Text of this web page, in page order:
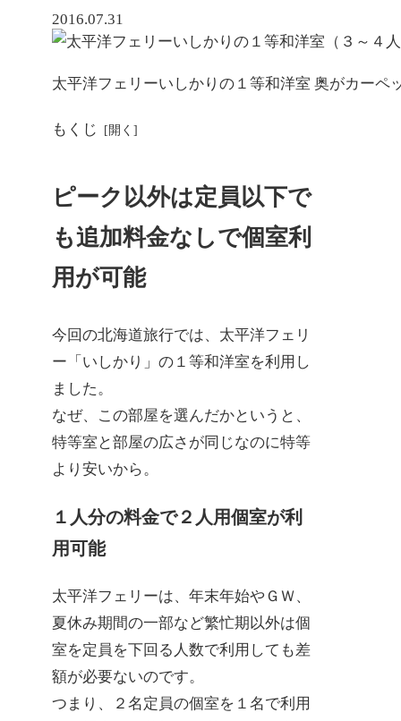
2016.07.31
太平洋フェリーいしかりの１等和洋室 奥がカーペ
もくじ
ピーク以外は定員以下で
も追加料金なしで個室利
用が可能
今回の北海道旅行では、太平洋フェリ
ー「いしかり」の１等和洋室を利用し
ました。
なぜ、この部屋を選んだかというと、
特等室と部屋の広さが同じなのに特等
より安いから。
１人分の料金で２人用個室が利
用可能
太平洋フェリーは、年末年始やＧＷ、
夏休み期間の一部など繁忙期以外は個
室を定員を下回る人数で利用しても差
額が必要ないのです。
つまり、２名定員の個室を１名で利用